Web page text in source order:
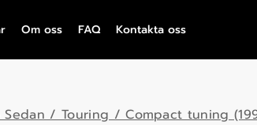
Om oss FAQ Kontakta oss
Sedan / Touring / Compact tuning